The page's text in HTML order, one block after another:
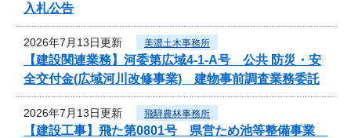
入札公告
2026年7月13日更新 美濃土木事務所
【建設関連業務】河委第広域4-1-A号 公共 防災・安
全交付金(広域河川改修事業) 建物事前調査業務委託
2026年7月13日更新 飛騨農林事務所
【建設工事】飛た第0801号 県営ため池等整備事業